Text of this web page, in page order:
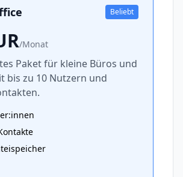
Beliebt
/Monat
Paket für kleine Büros und
bis zu 10 Nutzern und